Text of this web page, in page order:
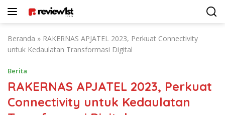
Beranda » RAKERNAS APJATEL 2023, Perkuat Connectivity
untuk Kedaulatan Transformasi Digital
Berita
RAKERNAS APJATEL 2023, Perkuat
Connectivity untuk Kedaulatan